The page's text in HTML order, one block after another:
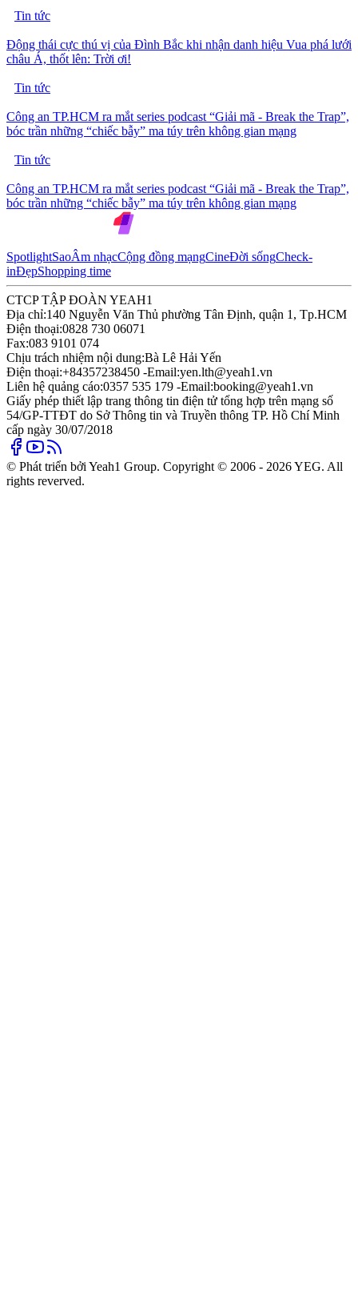
Tin tức
Động thái cực thú vị của Đình Bắc khi nhận danh hiệu Vua phá lưới
châu Á, thốt lên: Trời ơi!
Tin tức
Công an TP.HCM ra mắt series podcast “Giải mã - Break the Trap”,
bóc trần những “chiếc bẫy” ma túy trên không gian mạng
Tin tức
Công an TP.HCM ra mắt series podcast “Giải mã - Break the Trap”,
bóc trần những “chiếc bẫy” ma túy trên không gian mạng
SpotlightSaoÂm nhạcCộng đồng mạngCineĐời sốngCheck-
inĐẹpShopping time
CTCP TẬP ĐOÀN YEAH1
Địa chỉ:140 Nguyễn Văn Thủ phường Tân Định, quận 1, Tp.HCM
Điện thoại:0828 730 06071
Fax:083 9101 074
Chịu trách nhiệm nội dung:Bà Lê Hải Yến
Điện thoại:+84357238450 -Email:yen.lth@yeah1.vn
Liên hệ quảng cáo:0357 535 179 -Email:booking@yeah1.vn
Giấy phép thiết lập trang thông tin điện tử tổng hợp trên mạng số
54/GP-TTĐT do Sở Thông tin và Truyền thông TP. Hồ Chí Minh
cấp ngày 30/07/2018
© Phát triển bởi Yeah1 Group. Copyright © 2006 - 2026 YEG. All
rights reverved.